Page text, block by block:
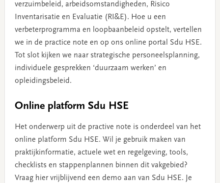
verzuimbeleid, arbeidsomstandigheden, Risico
Inventarisatie en Evaluatie (RI&E). Hoe u een
verbeterprogramma en loopbaanbeleid opstelt, vertellen
we in de practice note en op ons online portal Sdu HSE.
Tot slot kijken we naar strategische personeelsplanning,
individuele gesprekken ‘duurzaam werken’ en
opleidingsbeleid.
Online platform Sdu HSE
Het onderwerp uit de practive note is onderdeel van het
online platform Sdu HSE. Wil je gebruik maken van
praktijkinformatie, actuele wet en regelgeving, tools,
checklists en stappenplannen binnen dit vakgebied?
Vraag hier vrijblijvend een demo aan van Sdu HSE. Je